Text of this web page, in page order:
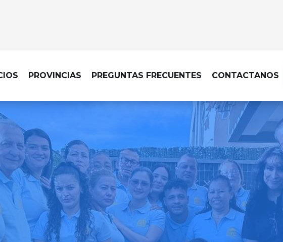
PROVINCIAS PREGUNTAS FRECUENTES CONTACTANOS
LIMPIEZA DE OFICINAS EN VILLAREJO DE
oficina impecable hace la
hacemos posible